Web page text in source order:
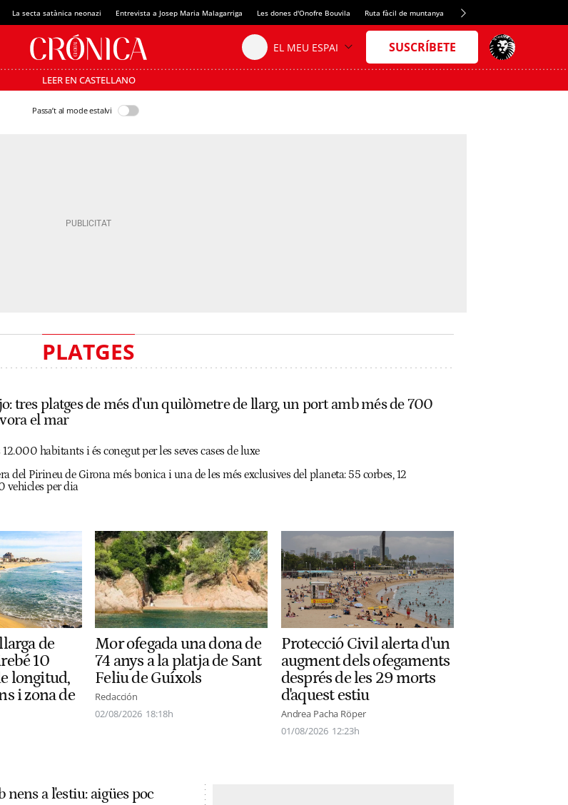
La secta satànica neonazi Entrevista a Josep Maria Malagarriga Les dones d'Onofre Bouvila Ruta fàcil de muntanya Nou tresmil dels Pirineus
LEER EN CASTELLANO
Passa’t al mode estalvi
PLATGES
tres platges de més d'un quilòmetre de llarg, un port amb més de 700
el mar
habitants i és conegut per les seves cases de luxe
del Pirineu de Girona més bonica i una de les més exclusives del planeta: 55 corbes, 12
vehicles per dia
de
10
longitud,
i zona de
Mor ofegada una dona de
74 anys a la platja de Sant
Feliu de Guíxols
Redacción
02/08/2026 18:18h
Protecció Civil alerta d'un
augment dels ofegaments
després de les 29 morts
d'aquest estiu
Andrea Pacha Röper
01/08/2026 12:23h
a l'estiu: aigües poc